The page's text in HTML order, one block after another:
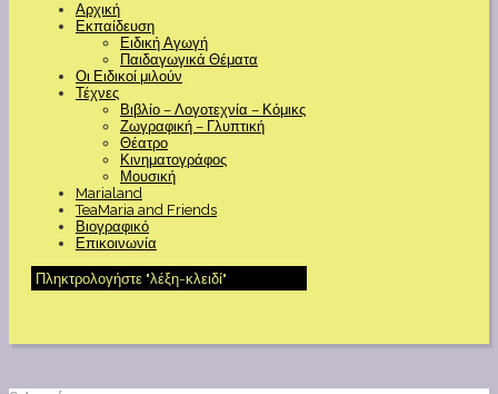
Αρχική
Εκπαίδευση
Ειδική Αγωγή
Παιδαγωγικά Θέματα
Οι Ειδικοί μιλούν
Τέχνες
Βιβλίο – Λογοτεχνία – Κόμικς
Ζωγραφική – Γλυπτική
Θέατρο
Κινηματογράφος
Μουσική
Marialand
TeaMaria and Friends
Βιογραφικό
Επικοινωνία